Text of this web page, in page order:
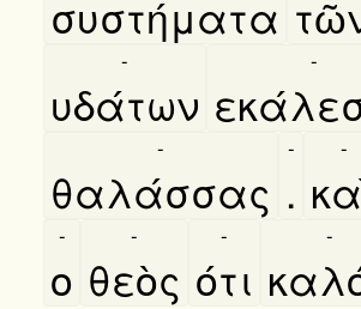
συστήματα
υδάτων
- -
θαλάσσας
-
.
- -
ο
-
θεὸς
-
ότι
- -